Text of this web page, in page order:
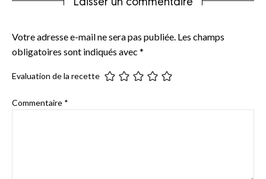
Votre adresse e-mail ne sera pas publiée. Les champs
obligatoires sont indiqués avec *
Evaluation de la recette
Commentaire *